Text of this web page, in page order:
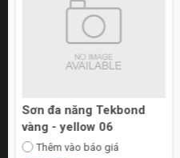
Sơn đa năng Tekbond
vàng - yellow 06
Thêm vào báo giá